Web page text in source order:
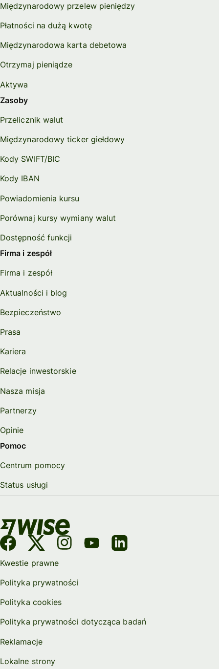
Międzynarodowy przelew pieniędzy
Płatności na dużą kwotę
Międzynarodowa karta debetowa
Otrzymaj pieniądze
Aktywa
Zasoby
Przelicznik walut
Międzynarodowy ticker giełdowy
Kody SWIFT/BIC
Kody IBAN
Powiadomienia kursu
Porównaj kursy wymiany walut
Dostępność funkcji
Firma i zespół
Firma i zespół
Aktualności i blog
Bezpieczeństwo
Prasa
Kariera
Relacje inwestorskie
Nasza misja
Partnerzy
Opinie
Pomoc
Centrum pomocy
Status usługi
Kwestie prawne
Polityka prywatności
Polityka cookies
Polityka prywatności dotycząca badań
Reklamacje
Lokalne strony